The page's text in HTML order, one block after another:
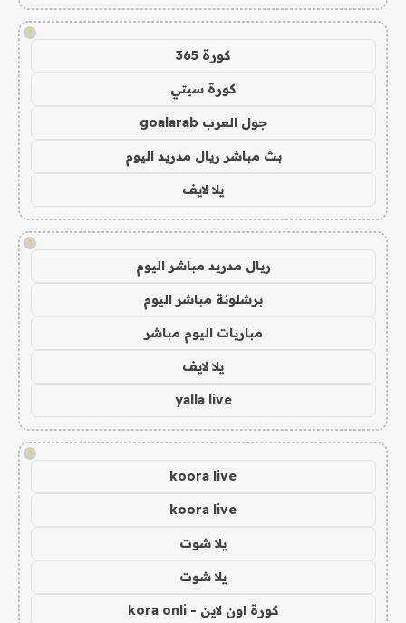
!
كورة 365
كورة سيتي
جول العرب goalarab
بث مباشر ريال مدريد اليوم
يلا لايف
!
ريال مدريد مباشر اليوم
برشلونة مباشر اليوم
مباريات اليوم مباشر
يلا لايف
yalla live
!
koora live
koora live
يلا شوت
يلا شوت
كورة اون لاين - kora onli